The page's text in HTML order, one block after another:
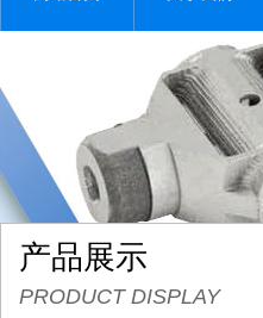
产品展示
PRODUCT DISPLAY